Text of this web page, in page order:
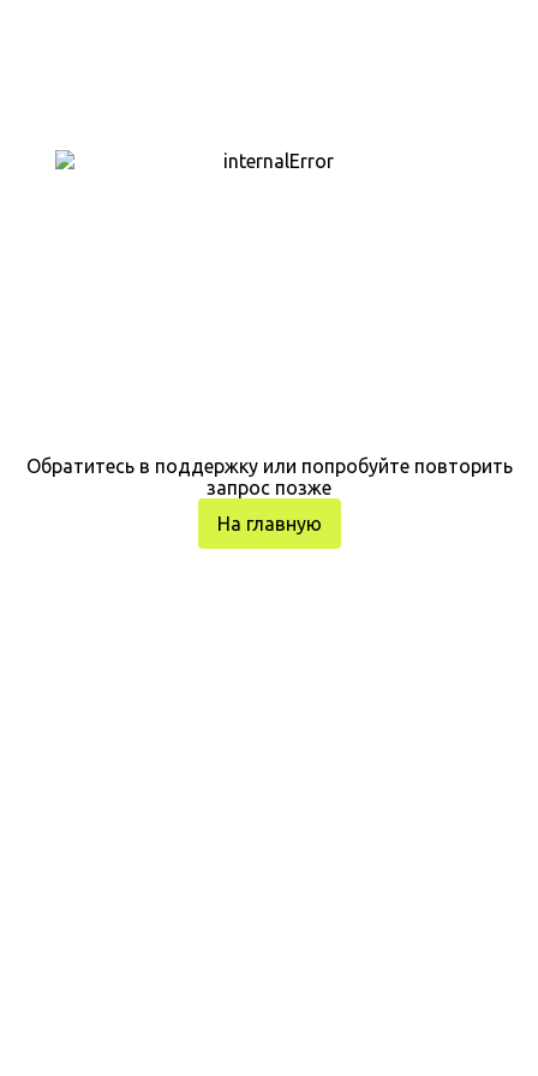
Обратитесь в поддержку или попробуйте повторить
запрос позже
На главную